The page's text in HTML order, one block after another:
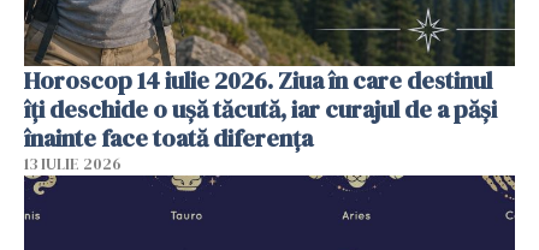
Horoscop 14 iulie 2026. Ziua în care destinul
îți deschide o ușă tăcută, iar curajul de a păși
înainte face toată diferența
13 IULIE 2026